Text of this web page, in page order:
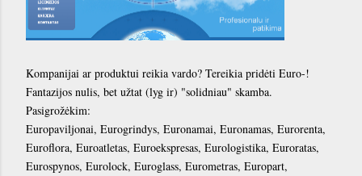
Kompanijai ar produktui reikia vardo? Tereikia pridėti Euro-!
Fantazijos nulis, bet užtat (lyg ir) "solidniau" skamba.
Pasigrožėkim:
Europaviljonai, Eurogrindys, Euronamai, Euronamas, Eurorenta,
Euroflora, Euroatletas, Euroekspresas, Eurologistika, Euroratas,
Eurospynos, Eurolock, Euroglass, Eurometras, Europart,